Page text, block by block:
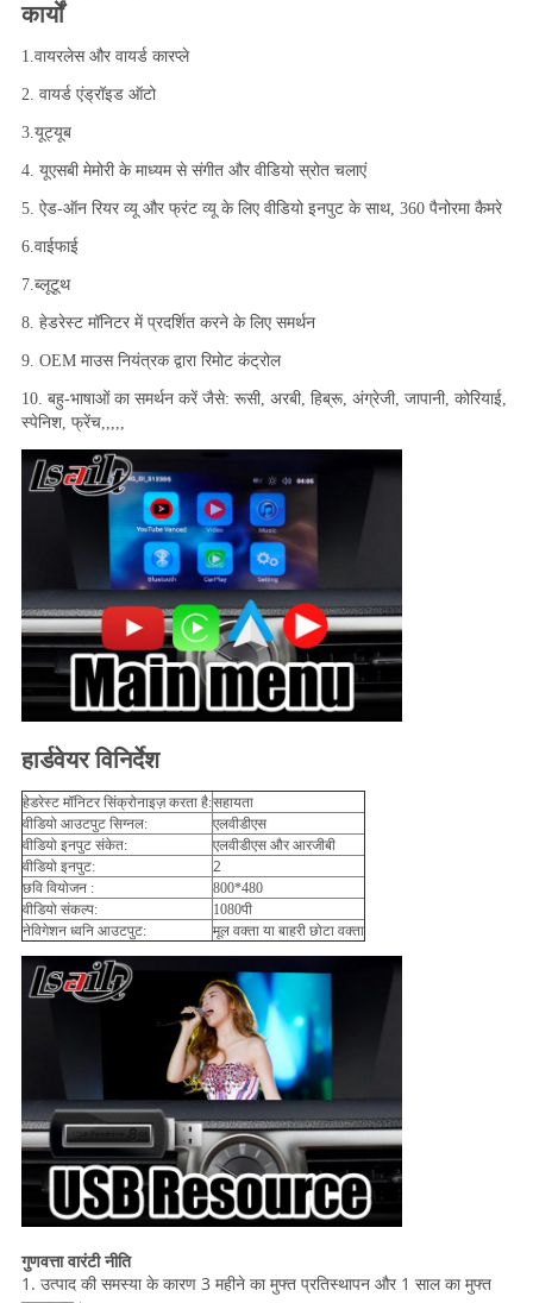
कार्यों
1.वायरलेस और वायर्ड कारप्ले
2. वायर्ड एंड्रॉइड ऑटो
3.यूट्यूब
4. यूएसबी मेमोरी के माध्यम से संगीत और वीडियो स्रोत चलाएं
5. ऐड-ऑन रियर व्यू और फ्रंट व्यू के लिए वीडियो इनपुट के साथ, 360 पैनोरमा कैमरे
6.वाईफाई
7.ब्लूटूथ
8. हेडरेस्ट मॉनिटर में प्रदर्शित करने के लिए समर्थन
9. OEM माउस नियंत्रक द्वारा रिमोट कंट्रोल
10. बहु-भाषाओं का समर्थन करें जैसे: रूसी, अरबी, हिब्रू, अंग्रेजी, जापानी, कोरियाई,
स्पेनिश, फ्रेंच,,,,,
हार्डवेयर विनिर्देश
हेडरेस्ट मॉनिटर सिंक्रोनाइज़ करता है:सहायता
वीडियो आउटपुट सिग्नल: एलवीडीएस
वीडियो इनपुट संकेत:
एलवीडीएस और आरजीबी
वीडियो इनपुट:
2
छवि वियोजन :
800*480
वीडियो संकल्प:
1080पी
नेविगेशन ध्वनि आउटपुट:
मूल वक्ता या बाहरी छोटा वक्ता
गुणवत्ता वारंटी नीति
1. उत्पाद की समस्या के कारण 3 महीने का मुफ्त प्रतिस्थापन और 1 साल का मुफ्त